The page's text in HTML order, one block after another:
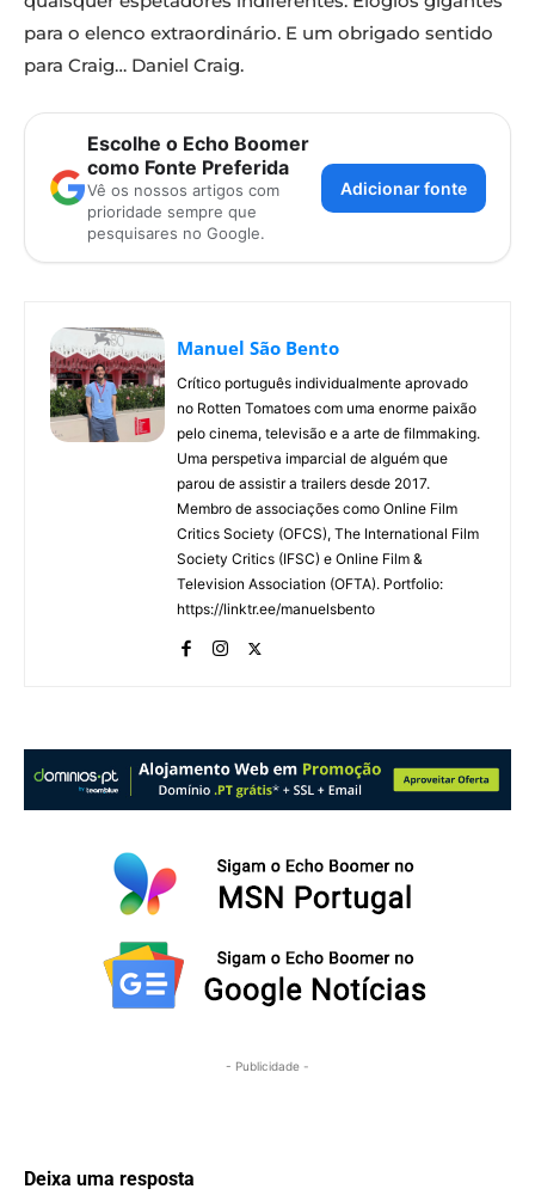
para o elenco extraordinário. E um obrigado sentido
para Craig… Daniel Craig.
Escolhe o Echo Boomer
como Fonte Preferida
Vê os nossos artigos com
prioridade sempre que
pesquisares no Google.
Adicionar fonte
Manuel São Bento
Crítico português individualmente aprovado
no Rotten Tomatoes com uma enorme paixão
pelo cinema, televisão e a arte de filmmaking.
Uma perspetiva imparcial de alguém que
parou de assistir a trailers desde 2017.
Membro de associações como Online Film
Critics Society (OFCS), The International Film
Society Critics (IFSC) e Online Film &
Television Association (OFTA). Portfolio:
https://linktr.ee/manuelsbento
- Publicidade -
Deixa uma resposta